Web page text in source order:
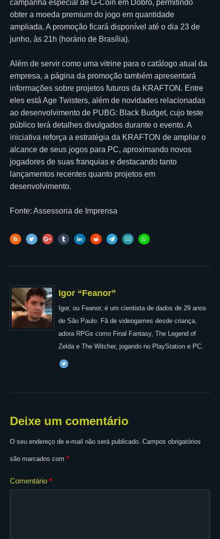
campanha especial de G-Coin em Dobro, permitindo
obter a moeda premium do jogo em quantidade
ampliada. A promoção ficará disponível até o dia 23 de
junho, às 21h (horário de Brasília).
Além de servir como uma vitrine para o catálogo atual da
empresa, a página da promoção também apresentará
informações sobre projetos futuros da KRAFTON. Entre
eles está Age Twisters, além de novidades relacionadas
ao desenvolvimento de PUBG: Black Budget, cujo teste
público terá detalhes divulgados durante o evento. A
iniciativa reforça a estratégia da KRAFTON de ampliar o
alcance de seus jogos para PC, aproximando novos
jogadores de suas franquias e destacando tanto
lançamentos recentes quanto projetos em
desenvolvimento.
Fonte: Assessoria de Imprensa
Igor “Feanor”
Igor, ou Feanor, é um cientista de dados de 29 anos
de São Paulo. Fã de videogames desde criança,
adora RPGs como Final Fantasy, The Legend of
Zelda e The Witcher, jogando no PlayStation e PC.
Deixe um comentário
O seu endereço de e-mail não será publicado. Campos obrigatórios
são marcados com *
Comentário *